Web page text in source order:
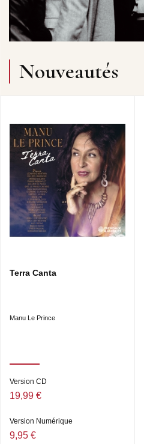
Nouveautés
Terra Canta
Manu Le Prince
Version CD
19,99 €
Version Numérique
9,95 €